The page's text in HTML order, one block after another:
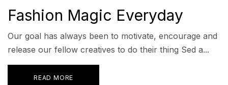
Fashion Magic Everyday
Our goal has always been to motivate, encourage and
release our fellow creatives to do their thing Sed a...
READ MORE